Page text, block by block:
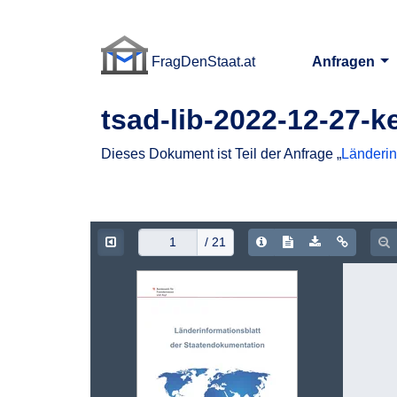
FragDenStaat.at
Anfragen
tsad-lib-2022-12-27-
Dieses Dokument ist Teil der Anfrage „
/ 21 Document Info
Show/hide Text
Download
Copy